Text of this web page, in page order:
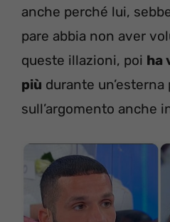
anche perché lui,
pare abbia non aver
queste illazioni, poi ha
più durante
sull’argomento anche